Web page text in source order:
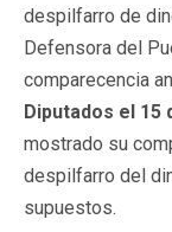
despilfarro de
Defensora del
comparecencia
Diputados el 15
mostrado su
despilfarro del
supuestos.